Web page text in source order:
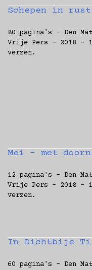
Schepen in
80 pagina's - Den
Vrije Pers - 2018 -
verzen.
Mei - met
12 pagina's - Den
Vrije Pers - 2018 -
verzen.
In Dichtbije
60 pagina's - Den